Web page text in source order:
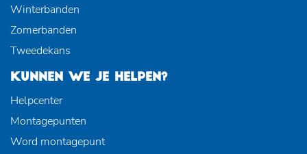
Winterbanden
Zomerbanden
Tweedekans
KUNNEN WE JE HELPEN?
Helpcenter
Montagepunten
Word montagepunt